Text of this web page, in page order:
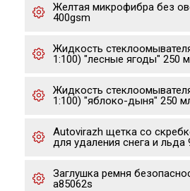
Желтая микрофибра без
400gsm
Жидкость
1:100) "лесные ягоды" 250
Жидкость
1:100) "яблоко-дыня" 250
Autovirazh щетка со
для удаления снега и
Заглушка ремня
a85062s